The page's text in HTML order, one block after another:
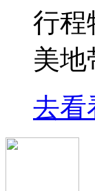
行程
美地
去看